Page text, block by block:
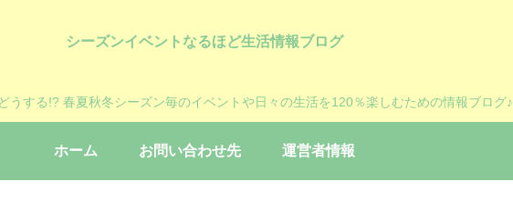
シーズンイベントなるほど生活情報ブログ
うする!? 春夏秋冬シーズン毎のイベントや日々の生活を120％楽しむための情報ブログ♪
ホーム お問い合わせ先 運営者情報